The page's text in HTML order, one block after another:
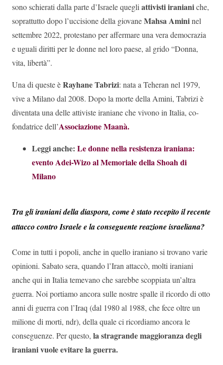
sono schierati dalla parte d’Israele quegliattivisti iranianiche,
soprattutto dopo l’uccisione della giovaneMahsa Amininel
settembre 2022, protestano per affermare una vera democrazia
e uguali diritti per le donne nel loro paese, al grido “Donna,
vita, libertà”.
Una di queste èRayhane Tabrizi: nata a Teheran nel 1979,
vive a Milano dal 2008. Dopo la morte della Amini, Tabrizi è
diventata una delle attiviste iraniane che vivono in Italia, co-
fondatrice dell’Associazione Maanà.
Leggi anche: Le donne nella resistenza iraniana:
evento Adei-Wizo al Memoriale della Shoah di
Milano
Tra gli iraniani della diaspora, come è stato recepito il recente
attacco contro Israele e la conseguente reazione israeliana?
Come in tutti i popoli, anche in quello iraniano si trovano varie
opinioni. Sabato sera, quando l’Iran attaccò, molti iraniani
anche qui in Italia temevano che sarebbe scoppiata un’altra
guerra. Noi portiamo ancora sulle nostre spalle il ricordo di otto
anni di guerra con l’Iraq (dal 1980 al 1988, che fece oltre un
milione di morti, ndr), della quale ci ricordiamo ancora le
conseguenze. Per questo, la stragrande maggioranza degli
iraniani vuole evitare la guerra.